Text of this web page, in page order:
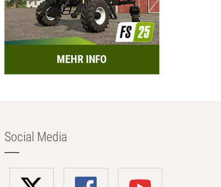
MEHR INFO
Social Media